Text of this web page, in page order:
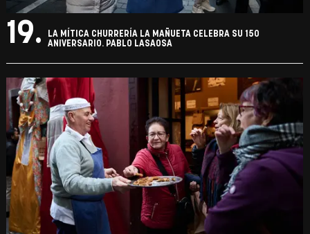
19.
LA MÍTICA CHURRERÍA LA MAÑUETA CELEBRA SU 150
ANIVERSARIO. PABLO LASAOSA